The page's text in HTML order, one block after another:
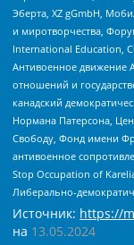
Эберта, XZ gGmbH,
и миротворчества,
International Education,
Антивоенное движение
отношений и
канадский
Нормана Патерсона,
Свободу, Фонд имени
антивоенное
Stop Occupation of
Либерально-
Источник: https://
на 13.05.2024